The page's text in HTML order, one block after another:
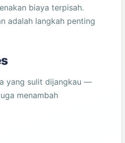
biaya terpisah.
adalah langkah penting
yang sulit dijangkau —
menambah